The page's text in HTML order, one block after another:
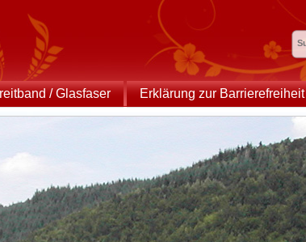
/ Glasfaser Erklärung zur Barrierefreiheit